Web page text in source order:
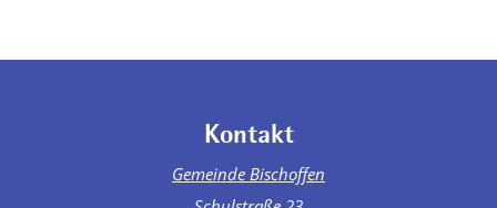
Kontakt
Gemeinde Bischoffen